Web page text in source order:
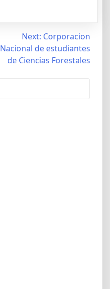
Next: Corporacion
Nacional de estudiantes
de Ciencias Forestales